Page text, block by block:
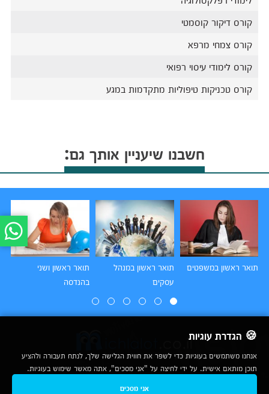
קורס דיקור קוסמטי
קורס צמחי מרפא
קורס לימודי עיסוי רפואי
קורס טכניקות טיפוליות מתקדמות במגע
חשבנו שיעניין אותך גם:
תואר ראשון במשפטים
תואר ראשון במנהל
עסקים
תואר ראשון ושני
בהנדסה
🍪 הגדרת עוגיות
אנחנו משתמשים בעוגיות כדי לשפר את חווית הגלישה שלך, לנתח תעבורה ולהציע
תוכן מותאם אישית. על ידי לחיצה על "אני מסכים", אתה מאשר שימוש בעוגיות.
אני מסכים